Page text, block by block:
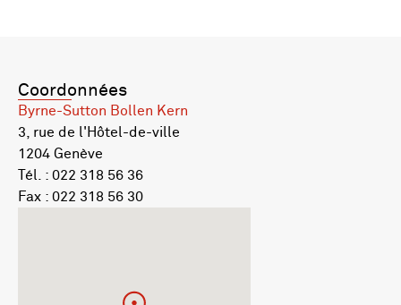
Coordonnées
Byrne-Sutton Bollen Kern
3, rue de l'Hôtel-de-ville
1204 Genève
Tél. : 022 318 56 36
Fax : 022 318 56 30